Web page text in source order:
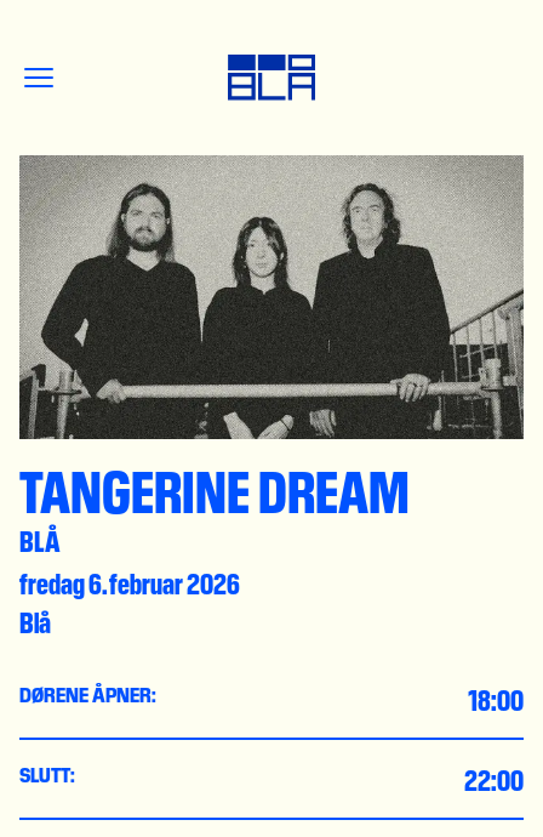
TANGERINE DREAM
BLÅ
fredag 6. februar 2026
Blå
DØRENE ÅPNER: 18:00
SLUTT: 22:00